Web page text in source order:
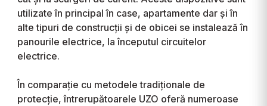
utilizate în principal în case, apartamente dar și în
alte tipuri de construcții și de obicei se instalează în
panourile electrice, la începutul circuitelor
electrice.
În comparație cu metodele tradiționale de
protecție, întrerupătoarele UZO oferă numeroase